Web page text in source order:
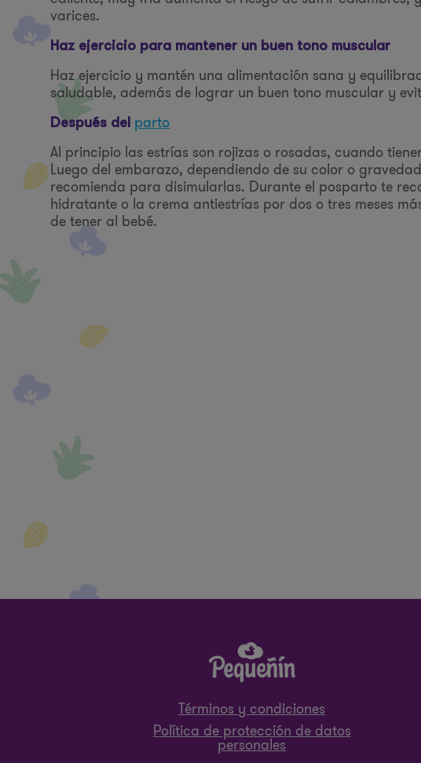
varices.
Haz ejercicio para mantener un buen tono muscular
Haz ejercicio y mantén una alimentación sana y
saludable, además de lograr un buen tono muscular y
Después del parto
Al principio las estrías son rojizas o rosadas, cuando
Luego del embarazo, dependiendo de su color o
recomienda para disimularlas. Durante el posparto te
hidratante o la crema antiestrías por dos o tres meses
de tener al bebé.
Términos y condiciones
Política de protección de datos
personales